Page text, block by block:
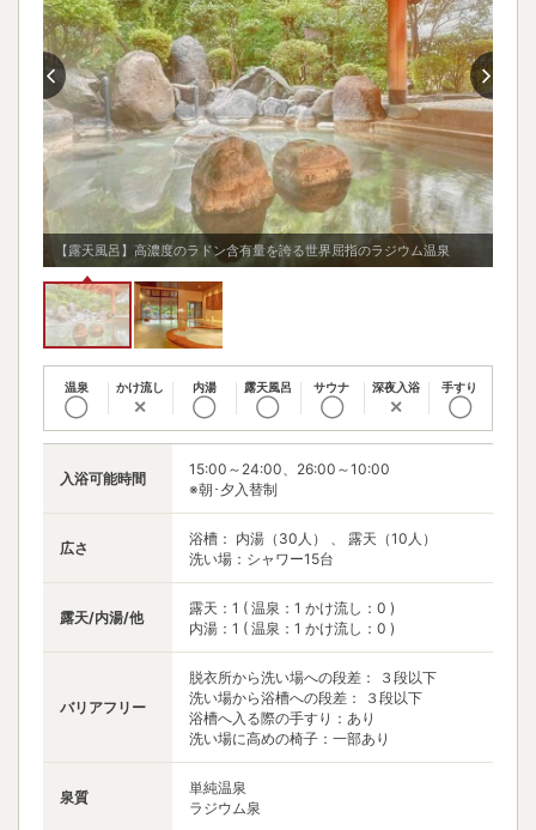
【露天風呂】高濃度のラドン含有量を誇る世界屈指のラジウム温泉
温泉
◯
かけ流し
✕
内湯
◯
露天風呂
◯
サウナ
◯
深夜入浴
✕
手すり
◯
入浴可能時間
15:00～24:00、26:00～10:00
※朝･夕入替制
広さ
浴槽： 内湯（30人） 、 露天（10人）
洗い場：シャワー15台
露天/内湯/他
露天：1 ( 温泉：1 かけ流し：0 )
内湯：1 ( 温泉：1 かけ流し：0 )
バリアフリー
脱衣所から洗い場への段差： ３段以下
洗い場から浴槽への段差： ３段以下
浴槽へ入る際の手すり：あり
洗い場に高めの椅子：一部あり
泉質
単純温泉
ラジウム泉